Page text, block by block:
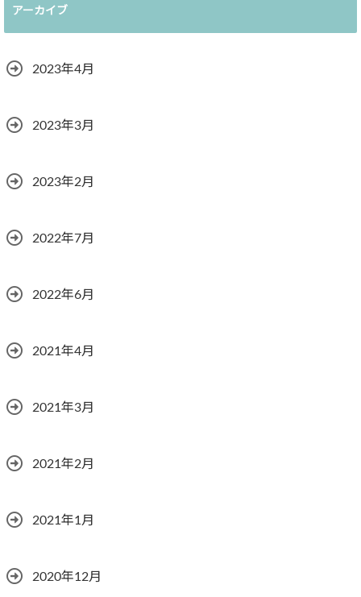
アーカイブ
2023年4月
2023年3月
2023年2月
2022年7月
2022年6月
2021年4月
2021年3月
2021年2月
2021年1月
2020年12月